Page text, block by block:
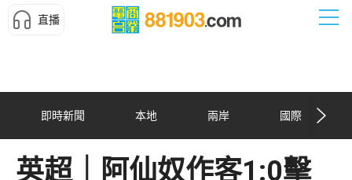
直播
即時新聞 本地 兩岸 國際
英超｜阿仙奴作客1:0擊